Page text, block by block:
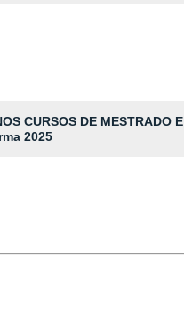
CURSOS DE MESTRADO E
2025